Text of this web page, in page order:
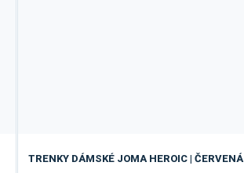
TRENKY DÁMSKÉ JOMA HEROIC | ČERVENÁ